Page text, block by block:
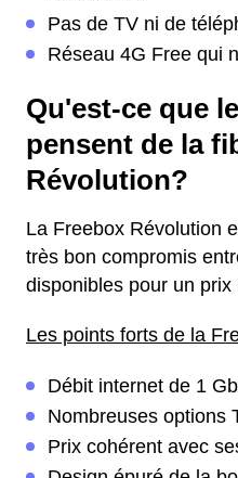
Pas de TV ni de
Réseau 4G Free qui
Qu'est-ce que
pensent de la
Révolution?
La Freebox Révolution
très bon compromis
disponibles pour un prix
Les points forts de la
Débit internet de 1
Nombreuses options
Prix cohérent avec